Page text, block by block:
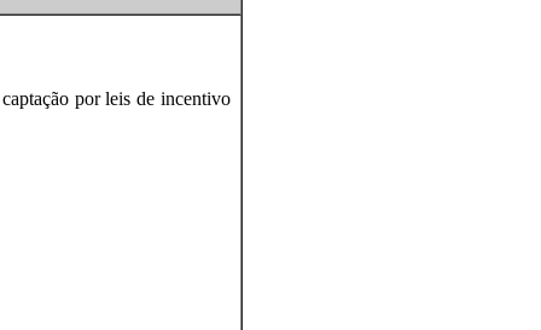
por leis de incentivo